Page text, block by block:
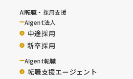
AI転職・採用支援
AIgent法人
中途採用
新卒採用
AIgent転職
転職支援エージェント